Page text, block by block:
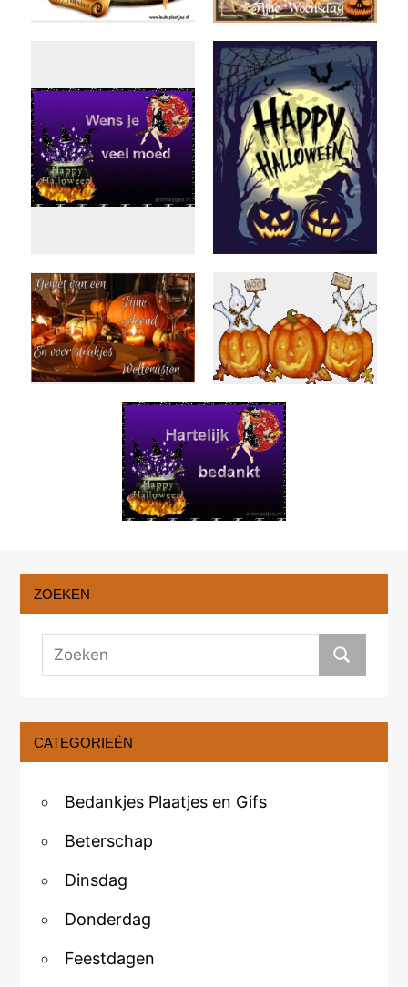
ZOEKEN
CATEGORIEËN
Bedankjes Plaatjes en Gifs
Beterschap
Dinsdag
Donderdag
Feestdagen